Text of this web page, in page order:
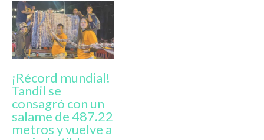
¡Récord mundial!
Tandil se
consagró con un
salame de 487.22
metros y vuelve a